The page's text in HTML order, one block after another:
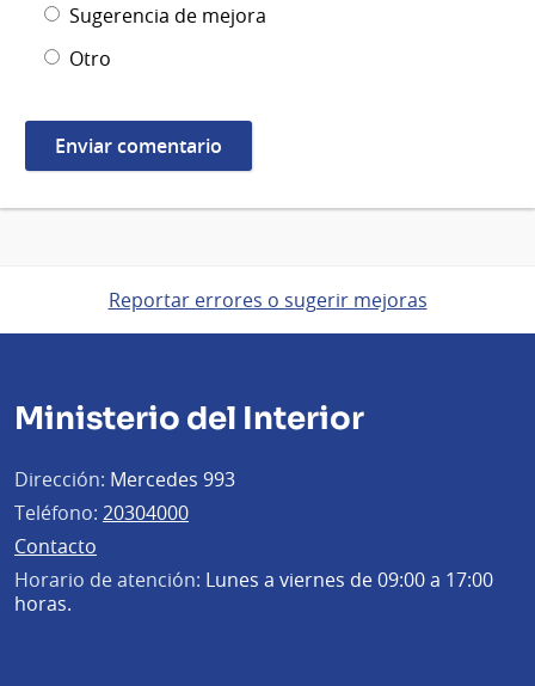
Sugerencia de mejora
Otro
Reportar errores o sugerir mejoras
Ministerio del Interior
Dirección: Mercedes 993
Teléfono: 20304000
Contacto
Horario de atención: Lunes a viernes de 09:00 a 17:00
horas.